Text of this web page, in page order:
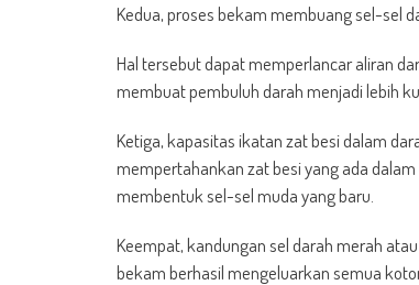
Kedua, proses bekam membuang sel-sel
Hal tersebut dapat memperlancar aliran
membuat pembuluh darah menjadi lebih
Ketiga, kapasitas ikatan zat besi dalam
mempertahankan zat besi yang ada
membentuk sel-sel muda yang baru.
Keempat, kandungan sel darah merah
bekam berhasil mengeluarkan semua